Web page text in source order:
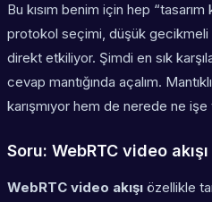
Bu kısım benim için hep
protokol seçimi, düşük gecikmeli
direkt etkiliyor. Şimdi en sık
cevap mantığında açalım.
karışmıyor hem de nerede ne işe
Soru: WebRTC video
WebRTC video akışı özellikle